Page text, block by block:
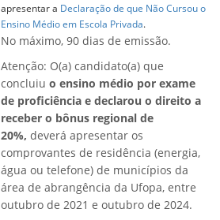
apresentar a Declaração de que Não Cursou o
Ensino Médio em Escola Privada.
No máximo, 90 dias de emissão.
Atenção: O(a) candidato(a) que
concluiu o ensino médio por exame
de proficiência e declarou o direito a
receber o bônus regional de
20%, deverá apresentar os
comprovantes de residência (energia,
água ou telefone) de municípios da
área de abrangência da Ufopa, entre
outubro de 2021 e outubro de 2024.